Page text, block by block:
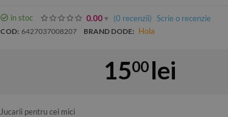
in stoc 0.00 (0 recenzii) Scrie o recenzie
COD: 6427037008207 BRAND DODE: Hola
1500 lei
Jucarii pentru cei mici